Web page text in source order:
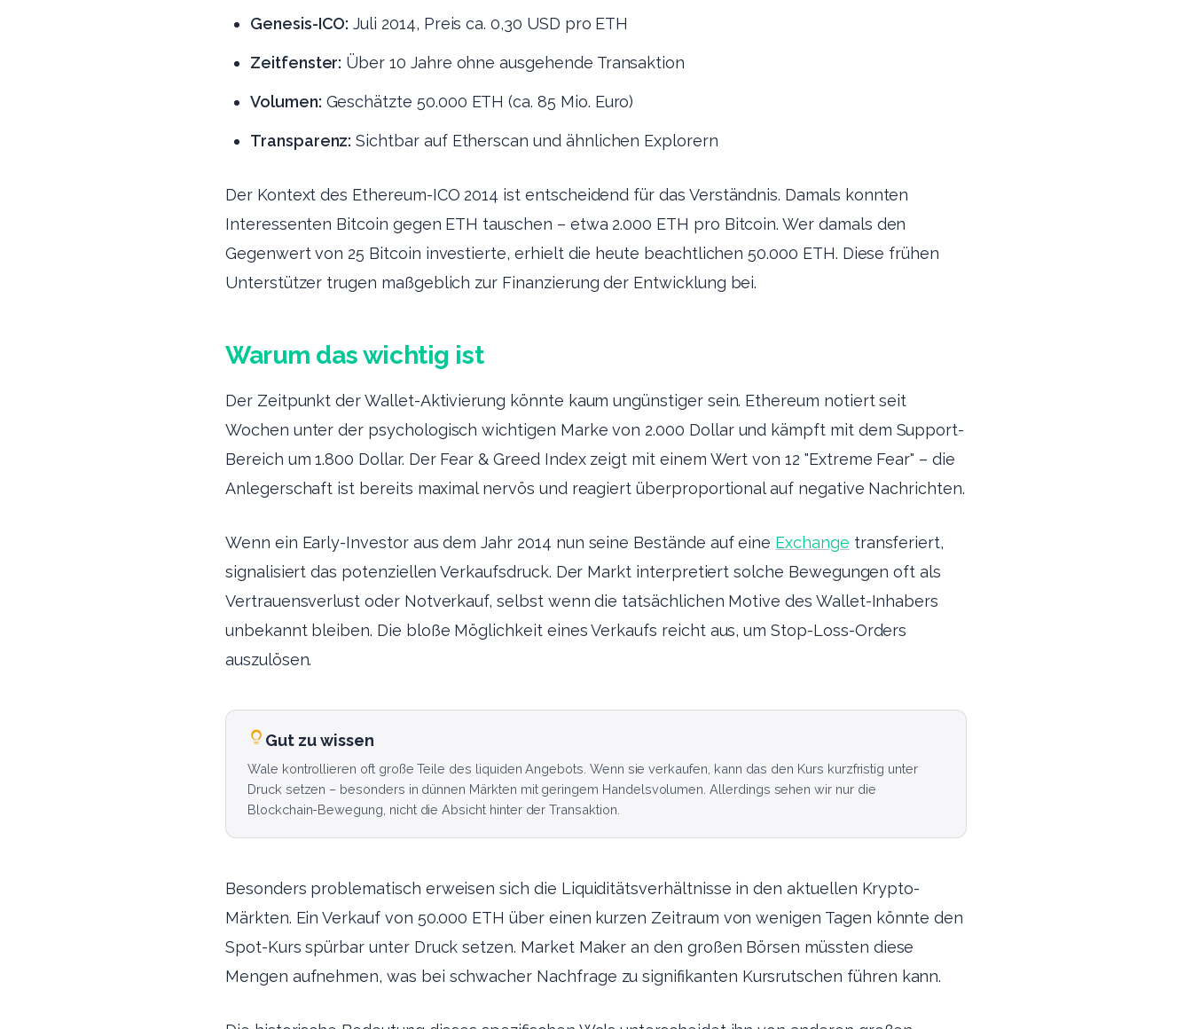
Genesis-ICO: Juli 2014, Preis ca. 0,30 USD pro ETH
Zeitfenster: Über 10 Jahre ohne ausgehende Transaktion
Volumen: Geschätzte 50.000 ETH (ca. 85 Mio. Euro)
Transparenz: Sichtbar auf Etherscan und ähnlichen Explorern
Der Kontext des Ethereum-ICO 2014 ist entscheidend für das Verständnis. Damals konnten
Interessenten Bitcoin gegen ETH tauschen – etwa 2.000 ETH pro Bitcoin. Wer damals den
Gegenwert von 25 Bitcoin investierte, erhielt die heute beachtlichen 50.000 ETH. Diese frühen
Unterstützer trugen maßgeblich zur Finanzierung der Entwicklung bei.
Warum das wichtig ist
Der Zeitpunkt der Wallet-Aktivierung könnte kaum ungünstiger sein. Ethereum notiert seit
Wochen unter der psychologisch wichtigen Marke von 2.000 Dollar und kämpft mit dem Support-
Bereich um 1.800 Dollar. Der Fear & Greed Index zeigt mit einem Wert von 12 "Extreme Fear" – die
Anlegerschaft ist bereits maximal nervös und reagiert überproportional auf negative Nachrichten.
Wenn ein Early-Investor aus dem Jahr 2014 nun seine Bestände auf eine Exchange transferiert,
signalisiert das potenziellen Verkaufsdruck. Der Markt interpretiert solche Bewegungen oft als
Vertrauensverlust oder Notverkauf, selbst wenn die tatsächlichen Motive des Wallet-Inhabers
unbekannt bleiben. Die bloße Möglichkeit eines Verkaufs reicht aus, um Stop-Loss-Orders
auszulösen.
Gut zu wissen
Wale kontrollieren oft große Teile des liquiden Angebots. Wenn sie verkaufen, kann das den Kurs kurzfristig unter
Druck setzen – besonders in dünnen Märkten mit geringem Handelsvolumen. Allerdings sehen wir nur die
Blockchain-Bewegung, nicht die Absicht hinter der Transaktion.
Besonders problematisch erweisen sich die Liquiditätsverhältnisse in den aktuellen Krypto-
Märkten. Ein Verkauf von 50.000 ETH über einen kurzen Zeitraum von wenigen Tagen könnte den
Spot-Kurs spürbar unter Druck setzen. Market Maker an den großen Börsen müssten diese
Mengen aufnehmen, was bei schwacher Nachfrage zu signifikanten Kursrutschen führen kann.